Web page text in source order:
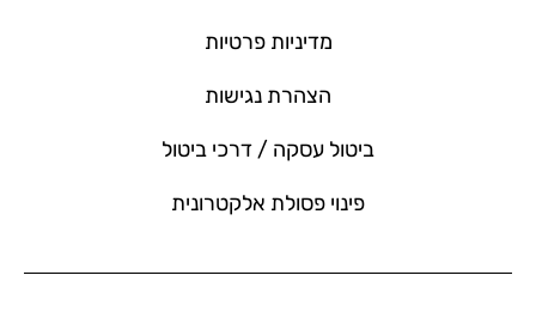
מדיניות פרטיות
הצהרת נגישות
ביטול עסקה / דרכי ביטול
פינוי פסולת אלקטרונית